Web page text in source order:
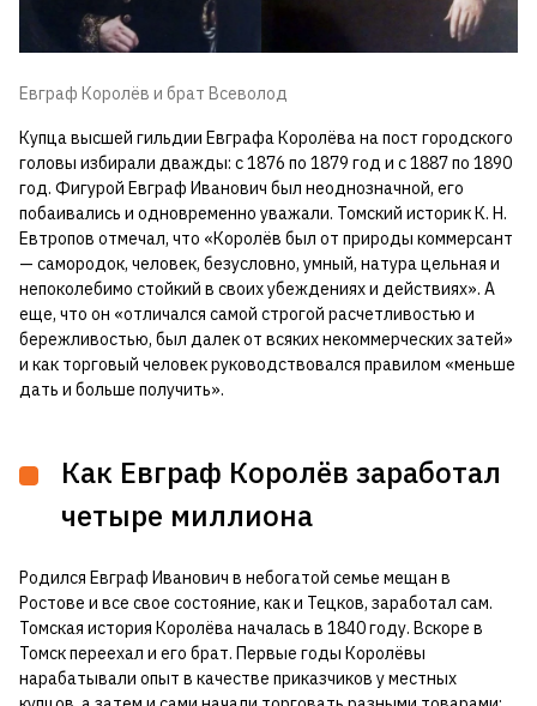
Евграф Королёв и брат Всеволод
Купца высшей гильдии Евграфа Королёва на пост городского
головы избирали дважды: с 1876 по 1879 год и с 1887 по 1890
год. Фигурой Евграф Иванович был неоднозначной, его
побаивались и одновременно уважали. Томский историк К. Н.
Евтропов отмечал, что «Королёв был от природы коммерсант
— самородок, человек, безусловно, умный, натура цельная и
непоколебимо стойкий в своих убеждениях и действиях». А
еще, что он «отличался самой строгой расчетливостью и
бережливостью, был далек от всяких некоммерческих затей»
и как торговый человек руководствовался правилом «меньше
дать и больше получить».
Как Евграф Королёв заработал
четыре миллиона
Родился Евграф Иванович в небогатой семье мещан в
Ростове и все свое состояние, как и Тецков, заработал сам.
Томская история Королёва началась в 1840 году. Вскоре в
Томск переехал и его брат. Первые годы Королёвы
нарабатывали опыт в качестве приказчиков у местных